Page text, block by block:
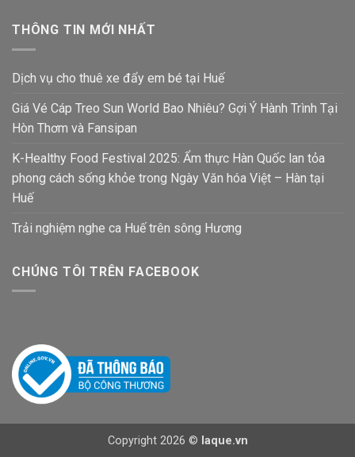
THÔNG TIN MỚI NHẤT
Dịch vụ cho thuê xe đẩy em bé tại Huế
Giá Vé Cáp Treo Sun World Bao Nhiêu? Gợi Ý Hành Trình Tại
Hòn Thơm và Fansipan
K-Healthy Food Festival 2025: Ẩm thực Hàn Quốc lan tỏa
phong cách sống khỏe trong Ngày Văn hóa Việt – Hàn tại
Huế
Trải nghiệm nghe ca Huế trên sông Hương
CHÚNG TÔI TRÊN FACEBOOK
Copyright 2026 © laque.vn